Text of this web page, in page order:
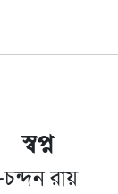
স্বপ্ন
রায়